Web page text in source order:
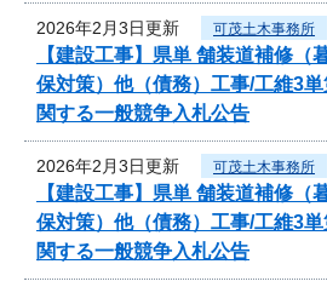
2026年2月3日更新 可茂土木事務所
【建設工事】県単 舗装道補修（
保対策）他（債務）工事/工維3
関する一般競争入札公告
2026年2月3日更新 可茂土木事務所
【建設工事】県単 舗装道補修（
保対策）他（債務）工事/工維3
関する一般競争入札公告